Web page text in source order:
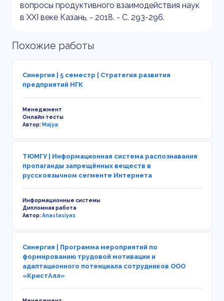
вопросы продуктивного взаимодействия наук
в XXI веке Казань, - 2018. - С. 293-296.
Похожие работы
Синергия | 5 семестр | Стратегия развития
предприятий НГК
Менеджмент
Онлайн тесты
Автор:Majya
ТЮМГУ | Информационная система распознавания
пропаганды запрещённых веществ в
русскоязычном сегменте Интернета
Информационные системы
Дипломная работа
Автор:Anastasiya1
Синергия | Программа мероприятий по
формированию трудовой мотивации и
адаптационного потенциала сотрудников ООО
«КристАлл»